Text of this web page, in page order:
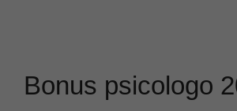
Bonus psicologo